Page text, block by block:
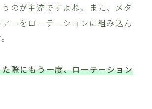
のが主流ですよね。また、メタ
ーをローテーションに組み込ん
際にもう一度、ローテーション